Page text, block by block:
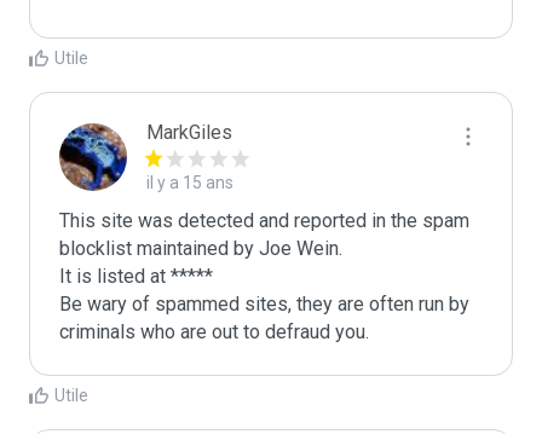
Utile
MarkGiles
il y a 15 ans
This site was detected and reported in the spam
blocklist maintained by Joe Wein.
It is listed at *****
Be wary of spammed sites, they are often run by
criminals who are out to defraud you.
Utile